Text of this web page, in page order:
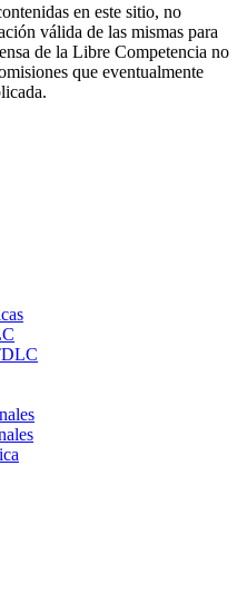
en este sitio, no
válida de las mismas para
de la Libre Competencia no
que eventualmente